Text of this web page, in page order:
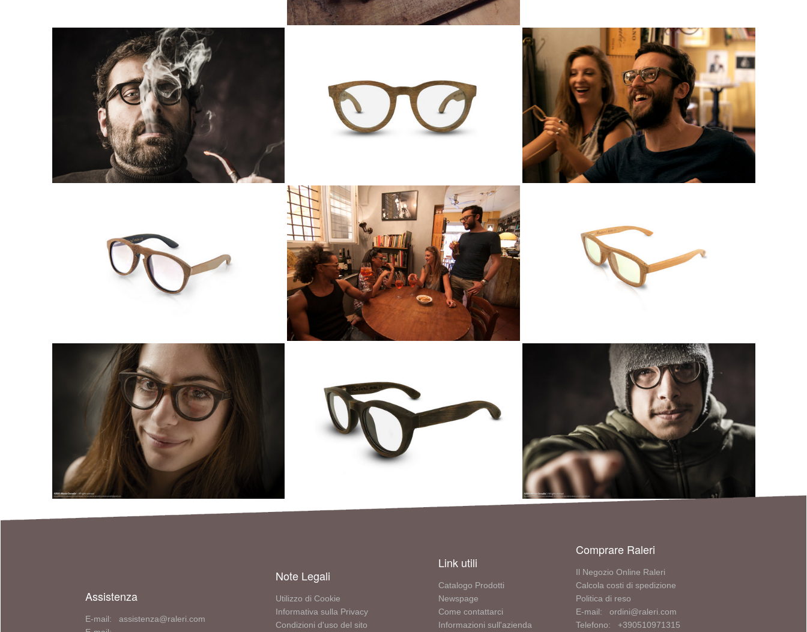
Assistenza
E-mail: assistenza@raleri.com
Note Legali
Utilizzo di Cookie
Informativa sulla Privacy
Condizioni d'uso del sito
Link utili
Catalogo Prodotti
Newspage
Come contattarci
Informazioni sull'azienda
Comprare Raleri
Il Negozio Online Raleri
Calcola costi di spedizione
Politica di reso
E-mail: ordini@raleri.com
Telefono: +390510971315